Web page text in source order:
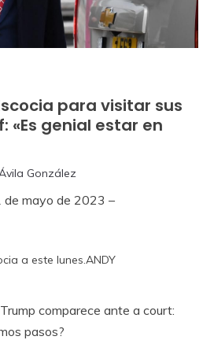
para visitar sus
«Es genial estar en
González
de mayo de 2023 –
a este lunes.ANDY
comparece ante a court:
pasos?